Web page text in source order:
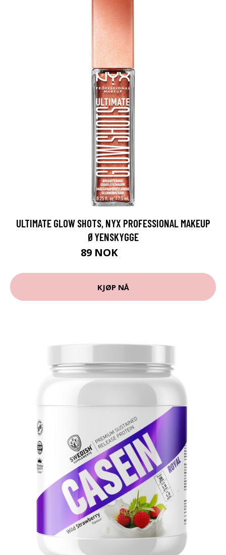
ULTIMATE GLOW SHOTS, NYX PROFESSIONAL MAKEUP
ØYENSKYGGE
89 NOK
KJØP NÅ